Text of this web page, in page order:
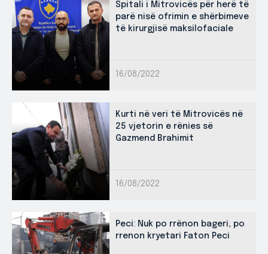
Spitali i Mitrovicës për herë të
parë nisë ofrimin e shërbimeve
të kirurgjisë maksilofaciale
16/08/2022
Kurti në veri të Mitrovicës në
25 vjetorin e rënies së
Gazmend Brahimit
16/08/2022
Peci: Nuk po rrënon bageri, po
rrenon kryetari Faton Peci